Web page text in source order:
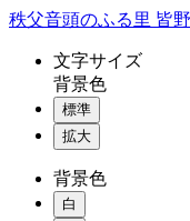
コ
秩父音頭のふる里 皆
文字サイズ
背景色
標準
拡大
背景色
白